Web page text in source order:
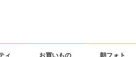
ィ お買いもの 朝フォト